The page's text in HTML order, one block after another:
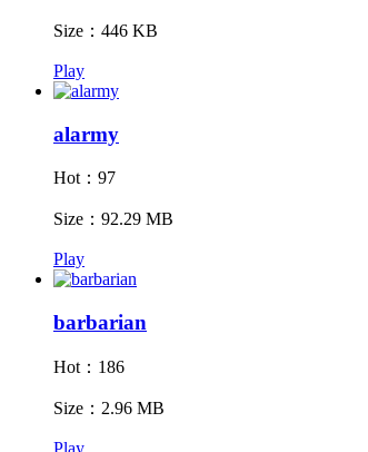
Size：446 KB
Play
alarmy
Hot：97
Size：92.29 MB
Play
barbarian
Hot：186
Size：2.96 MB
Play